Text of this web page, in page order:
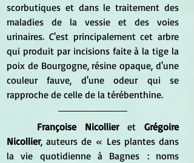
scorbutiques et dans le traitement des
maladies de la vessie et des voies
urinaires. C'est principalement cet arbre
qui produit par incisions faite à la tige la
poix de Bourgogne, résine opaque, d'une
couleur fauve, d'une odeur qui se
rapproche de celle de la térébenthine.
Françoise Nicollier et Grégoire
Nicollier, auteurs de « Les plantes dans
la vie quotidienne à Bagnes : noms